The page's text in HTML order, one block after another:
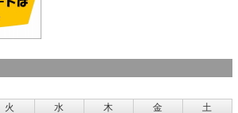
火 水 木 金
土